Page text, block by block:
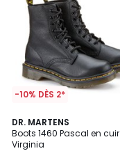
-10% DÈS 2*
DR. MARTENS
Boots 1460 Pascal en cuir
Virginia
4,7
/ 5